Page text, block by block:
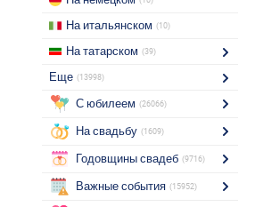
На итальянском (10)
На татарском (39)
Еще (13998)
С юбилеем (26066)
На свадьбу (1609)
Годовщины свадеб (9716)
Важные события (15952)